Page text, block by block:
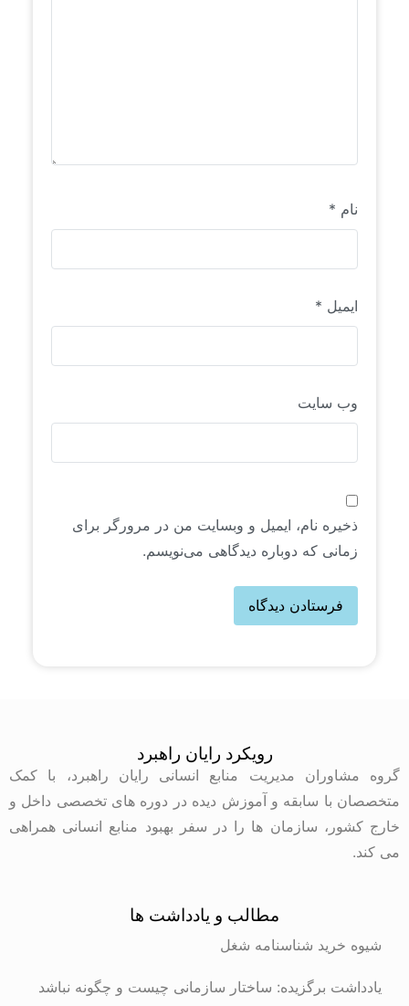
نام *
ایمیل *
وب‌ سایت
ذخیره نام، ایمیل و وبسایت من در مرورگر برای
زمانی که دوباره دیدگاهی می‌نویسم.
رویکرد رایان راهبرد
گروه مشاوران مدیریت منابع انسانی رایان راهبرد، با کمک
متخصصان با سابقه و آموزش دیده در دوره های تخصصی داخل و
خارج کشور، سازمان ها را در سفر بهبود منابع انسانی همراهی
می کند.
مطالب و یادداشت ها
شیوه خرید شناسنامه شغل
یادداشت برگزیده: ساختار سازمانی چیست و چگونه نباشد